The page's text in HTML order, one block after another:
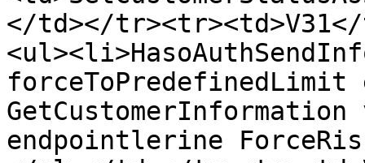
</td></
endpointlerine